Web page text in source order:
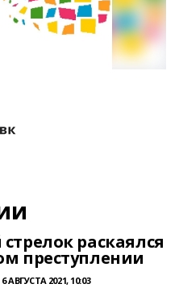
раскаялся
преступлении
6 АВГУСТА 2021, 10:03